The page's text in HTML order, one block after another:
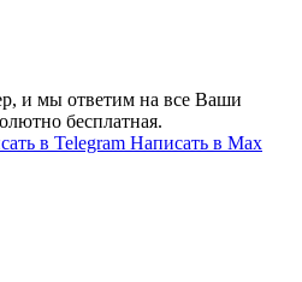
и мы ответим на все Ваши
бесплатная.
в Telegram Написать в Max